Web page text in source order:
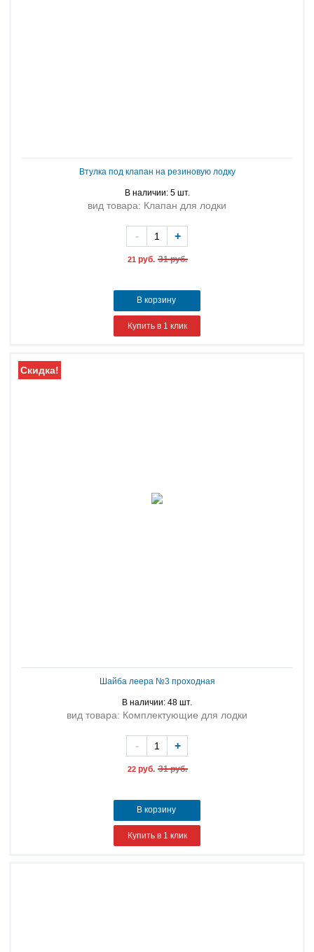
Втулка под клапан на резиновую лодку
В наличии: 5 шт.
вид товара: Клапан для лодки
21руб. 31 руб.
- +
В корзину
Купить в 1 клик
Скидка!
Шайба леера №3 проходная
В наличии: 48 шт.
вид товара: Комплектующие для лодки
22руб. 31 руб.
- +
В корзину
Купить в 1 клик